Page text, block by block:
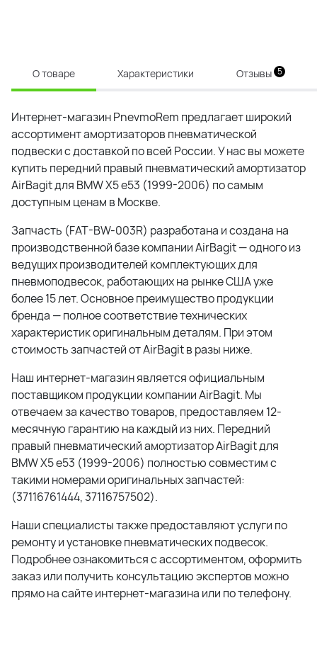
О товаре Характеристики Отзывы 5
Интернет-магазин PnevmoRem предлагает широкий
ассортимент амортизаторов пневматической
подвески с доставкой по всей России. У нас вы можете
купить передний правый пневматический амортизатор
AirBagit для BMW X5 e53 (1999-2006) по самым
доступным ценам в Москве.
Запчасть (FAT-BW-003R) разработана и создана на
производственной базе компании AirBagit — одного из
ведущих производителей комплектующих для
пневмоподвесок, работающих на рынке США уже
более 15 лет. Основное преимущество продукции
бренда — полное соответствие технических
характеристик оригинальным деталям. При этом
стоимость запчастей от AirBagit в разы ниже.
Наш интернет-магазин является официальным
поставщиком продукции компании AirBagit. Мы
отвечаем за качество товаров, предоставляем 12-
месячную гарантию на каждый из них. Передний
правый пневматический амортизатор AirBagit для
BMW X5 e53 (1999-2006) полностью совместим с
такими номерами оригинальных запчастей:
(37116761444, 37116757502).
Наши специалисты также предоставляют услуги по
ремонту и установке пневматических подвесок.
Подробнее ознакомиться с ассортиментом, оформить
заказ или получить консультацию экспертов можно
прямо на сайте интернет-магазина или по телефону.